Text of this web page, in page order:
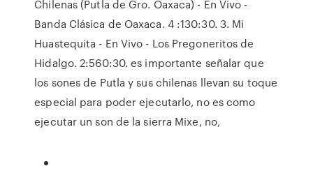
Chilenas (Putla de Gro. Oaxaca) - En Vivo -
Banda Clásica de Oaxaca. 4 :130:30. 3. Mi
Huastequita - En Vivo - Los Pregoneritos de
Hidalgo. 2:560:30. es importante señalar que
los sones de Putla y sus chilenas llevan su toque
especial para poder ejecutarlo, no es como
ejecutar un son de la sierra Mixe, no,